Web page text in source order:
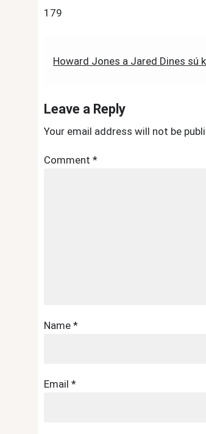
179
Post
Howard Jones a Jared Dines sú
Leave a Reply
Your email address will not be
Comment *
Name *
Email *